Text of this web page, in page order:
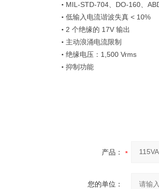
• MIL-STD-704、 DO-160、
• 低输入电流谐波失真 < 10%
• 2 个绝缘的 17V 输出
• 主动浪涌电流限制
• 绝缘电压： 1,500 Vrms
• 抑制功能
产品：
您的单位：